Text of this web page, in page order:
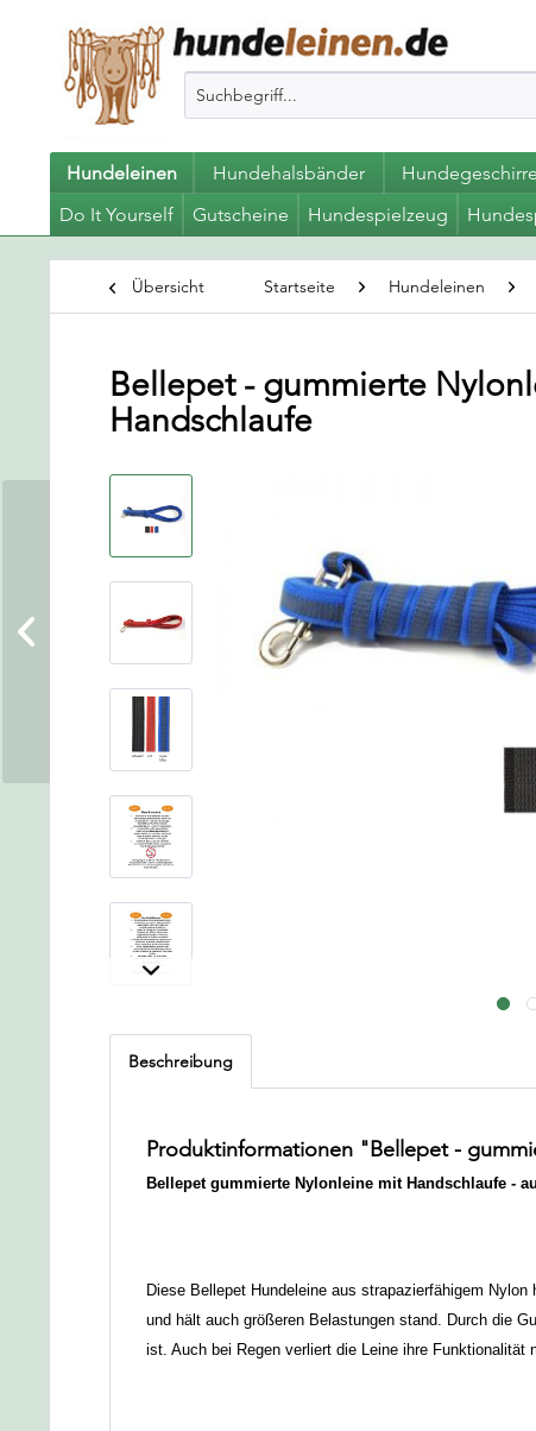
Hundeleinen Hundehalsbänder Hundegeschirre
Do It Yourself
Gutscheine Hundespielzeug
Übersicht Startseite Hundeleinen
Bellepet - gummierte
Handschlaufe
Beschreibung
Produktinformationen "Bellepet -
Bellepet gummierte Nylonleine mit Handschlaufe -
Diese Bellepet Hundeleine aus strapazierfähigem
und hält auch größeren Belastungen stand. Durch die
ist. Auch bei Regen verliert die Leine ihre Funktionalität